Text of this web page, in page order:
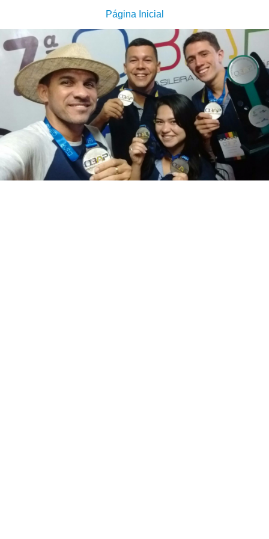
Página Inicial